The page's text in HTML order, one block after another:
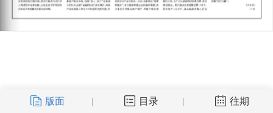
版面 | 目录 | 往期